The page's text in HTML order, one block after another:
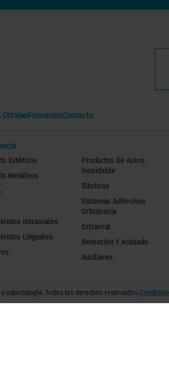
OrtolanFormaciónContacto
Estéticos
Metálicos
Intraorales
Linguales
Productos De Acero
Inoxidable
Elásticos
Sistemas Adhesivos
Ortodoncia
Extraoral
Retención Y Acabado
Auxiliares
odontología. Todos los derechos reservados.